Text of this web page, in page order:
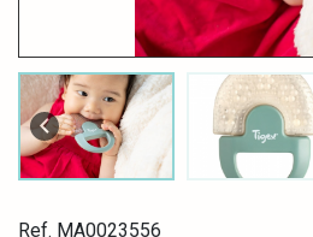
Ref. MA0023556